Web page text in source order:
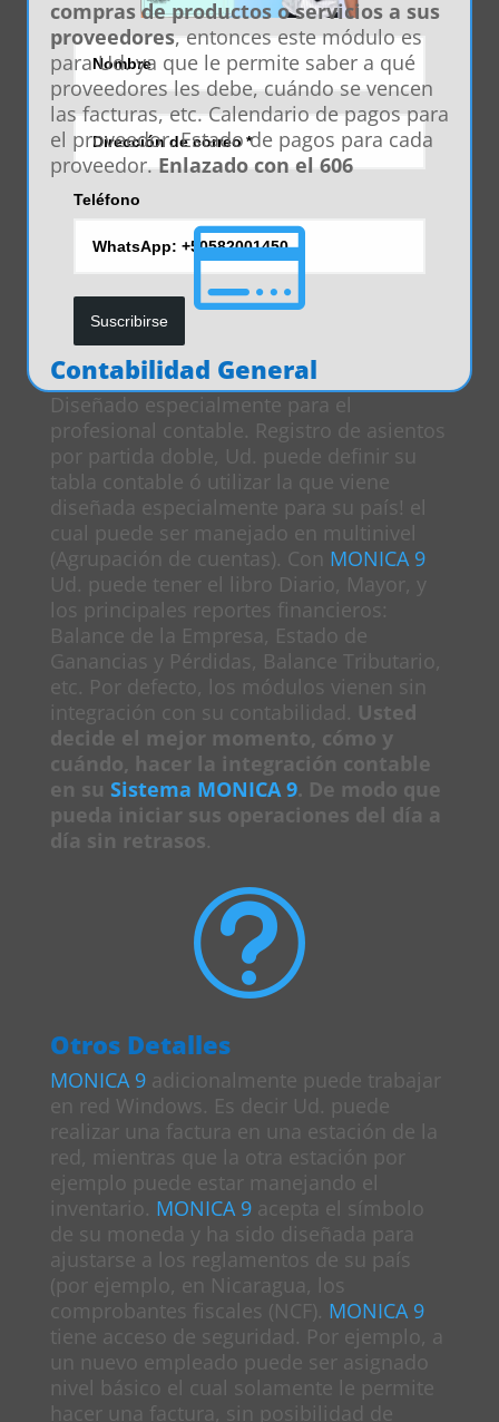
Teléfono
Suscribirse
compras de productos o servicios a sus
proveedores, entonces este módulo es
para Ud. ya que le permite saber a qué
proveedores les debe, cuándo se vencen
las facturas, etc. Calendario de pagos para
el proveedor. Estado de pagos para cada
proveedor.Enlazado con el 606

Contabilidad General
Diseñado especialmente para el
profesional contable. Registro de asientos
por partida doble, Ud. puede definir su
tabla contable ó utilizar la que viene
diseñada especialmente para su país! el
cual puede ser manejado en multinivel
(Agrupación de cuentas). Con MONICA 9
Ud. puede tener el libro Diario, Mayor, y
los principales reportes financieros:
Balance de la Empresa, Estado de
Ganancias y Pérdidas, Balance Tributario,
etc. Por defecto, los módulos vienen sin
integración con su contabilidad. Usted
decide el mejor momento, cómo y
cuándo, hacer la integración contable
en su Sistema MONICA 9. De modo que
pueda iniciar sus operaciones del día a
día sin retrasos.
t
Otros Detalles
MONICA 9adicionalmente puede trabajar
en red Windows. Es decir Ud. puede
realizar una factura en una estación de la
red, mientras que la otra estación por
ejemplo puede estar manejando el
inventario. MONICA 9acepta el símbolo
de su moneda y ha sido diseñada para
ajustarse a los reglamentos de su país
(por ejemplo, en Nicaragua, los
comprobantes fiscales (NCF). MONICA 9
tiene acceso de seguridad. Por ejemplo, a
un nuevo empleado puede ser asignado
nivel básico el cual solamente le permite
hacer una factura, sin posibilidad de